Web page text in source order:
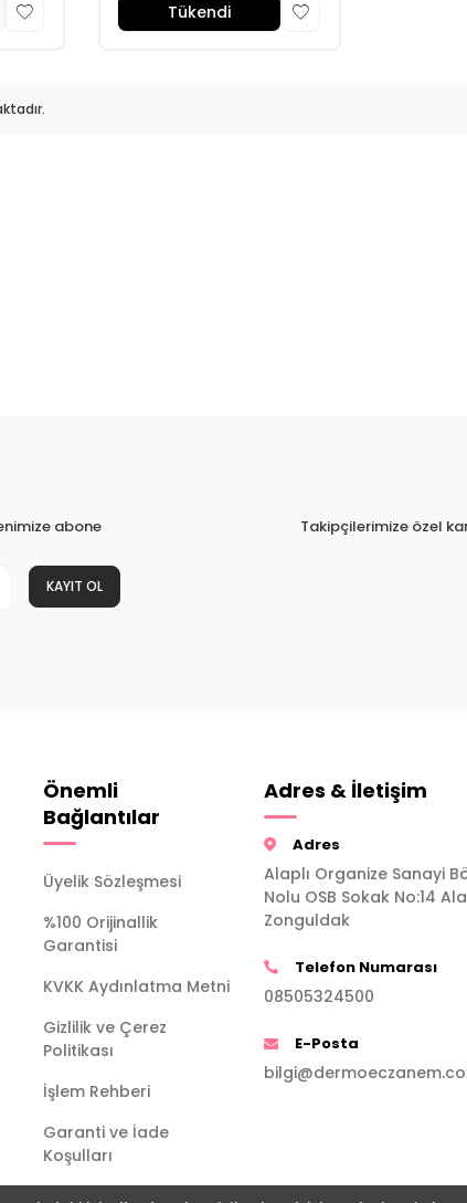
Tükendi
abone
KAYIT OL
Takipçilerimize özel
Önemli
Bağlantılar
Üyelik Sözleşmesi
%100 Orijinallik
Garantisi
KVKK Aydınlatma Metni
Gizlilik ve Çerez
Politikası
İşlem Rehberi
Garanti ve İade
Koşulları
Adres & İletişim
Adres
Alaplı Organize Sanayi
Nolu OSB Sokak No:14
Zonguldak
Telefon Numarası
08505324500
E-Posta